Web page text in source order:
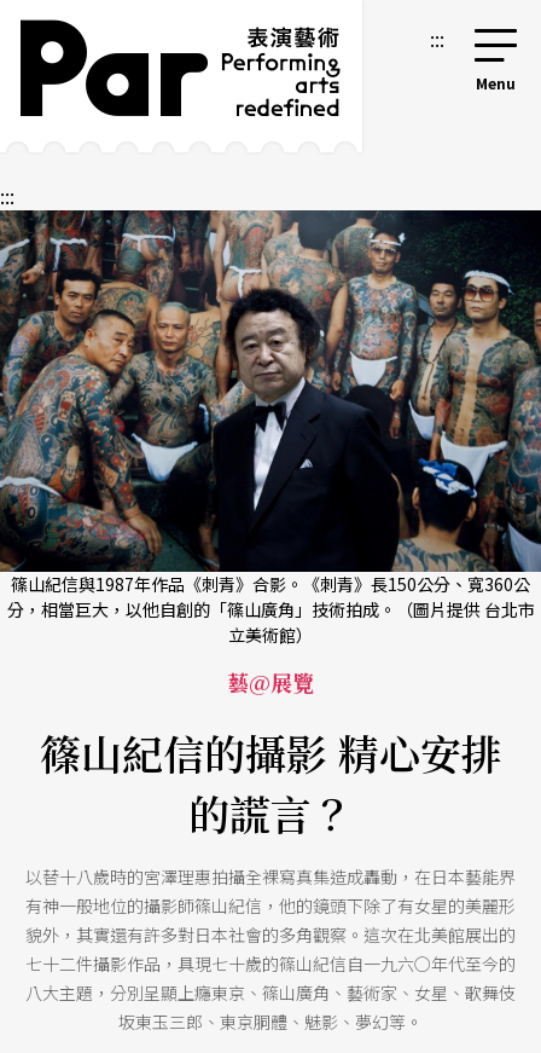
跳到主要內容區塊
網站導覽 :::
:::
篠山紀信與1987年作品《刺青》合影。《刺青》長150公分、寬360公
分，相當巨大，以他自創的「篠山廣角」技術拍成。（圖片提供 台北市
立美術館）
藝@展覽
篠山紀信的攝影 精心安排
的謊言？
以替十八歲時的宮澤理惠拍攝全裸寫真集造成轟動，在日本藝能界
有神一般地位的攝影師篠山紀信，他的鏡頭下除了有女星的美麗形
貌外，其實還有許多對日本社會的多角觀察。這次在北美館展出的
七十二件攝影作品，具現七十歲的篠山紀信自一九六○年代至今的
八大主題，分別呈顯上癮東京、篠山廣角、藝術家、女星、歌舞伎
坂東玉三郎、東京胴體、魅影、夢幻等。